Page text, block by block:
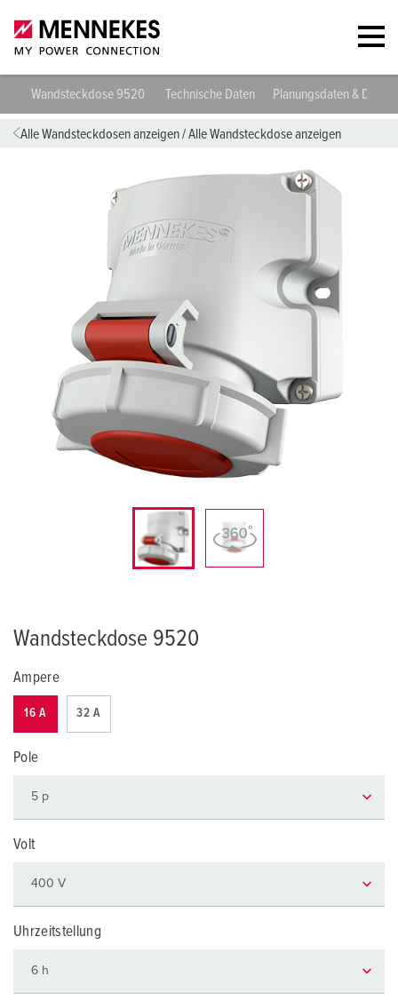
Wandsteckdose 9520 Technische Daten Planungsdaten &
Alle Wandsteckdosen anzeigen/Alle Wandsteckdose anzeigen
Wandsteckdose 9520
Ampere
16 A 32 A
Pole
Volt
Uhrzeitstellung